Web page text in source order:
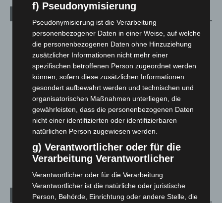
Blaulicht
2.799
Corona-News
Hannover und Region
5.039
Langenhagen und Ortsteile
Leserbriefe
Menschen
Über uns
Archiv
f) Pseudonymisierung
Pseudonymisierung ist die Verarbeitung
personenbezogener Daten in einer Weise, auf welche
die personenbezogenen Daten ohne Hinzuziehung
zusätzlicher Informationen nicht mehr einer
spezifischen betroffenen Person zugeordnet werden
können, sofern diese zusätzlichen Informationen
gesondert aufbewahrt werden und technischen und
organisatorischen Maßnahmen unterliegen, die
gewährleisten, dass die personenbezogenen Daten
nicht einer identifizierten oder identifizierbaren
natürlichen Person zugewiesen werden.
g) Verantwortlicher oder für die
Verarbeitung Verantwortlicher
Verantwortlicher oder für die Verarbeitung
Verantwortlicher ist die natürliche oder juristische
Person, Behörde, Einrichtung oder andere Stelle, die